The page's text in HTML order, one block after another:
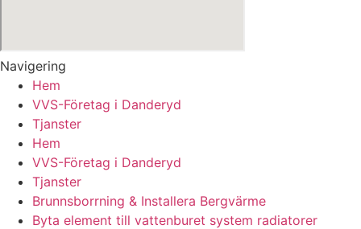
Navigering
Hem
VVS-Företag i Danderyd
Tjanster
Hem
VVS-Företag i Danderyd
Tjanster
Brunnsborrning & Installera Bergvärme
Byta element till vattenburet system radiatorer